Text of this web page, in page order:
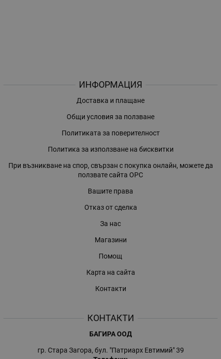
ИНФОРМАЦИЯ
Доставка и плащане
Общи условия за ползване
Политиката за поверителност
Политика за използване на бисквитки
При възникване на спор, свързан с покупка онлайн, можете да
ползвате сайта ОРС
Вашите права
Отказ от сделка
За нас
Магазини
Помощ
Карта на сайта
Контакти
КОНТАКТИ
БАГИРА ООД
гр. Стара Загора, бул. "Патриарх Евтимий" 39